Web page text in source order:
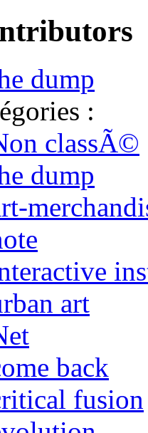
dump
:
classÃ©
dump
art
back
fusion